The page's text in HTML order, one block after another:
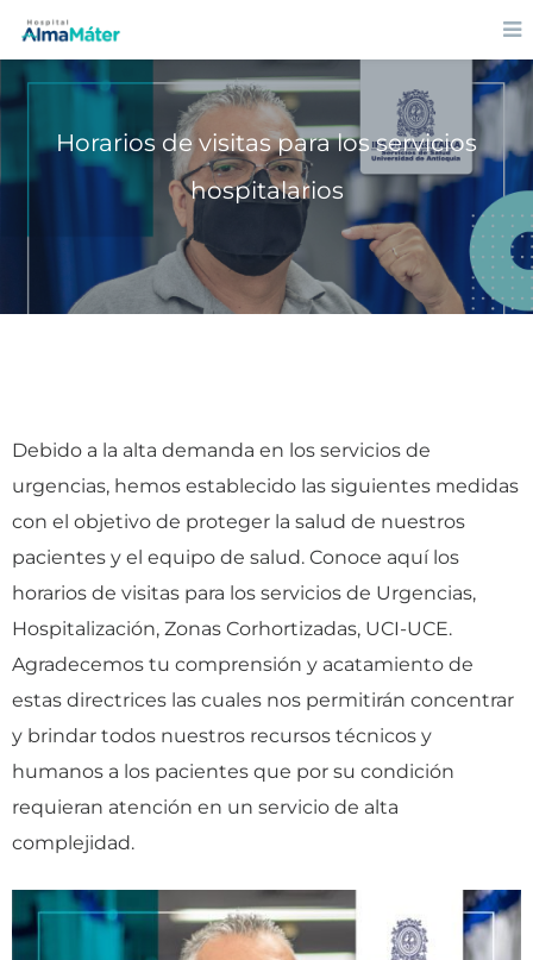
Horarios de visitas para los servicios
hospitalarios
Debido a la alta demanda en los servicios de
urgencias, hemos establecido las siguientes medidas
con el objetivo de proteger la salud de nuestros
pacientes y el equipo de salud. Conoce aquí los
horarios de visitas para los servicios de Urgencias,
Hospitalización, Zonas Corhortizadas, UCI-UCE.
Agradecemos tu comprensión y acatamiento de
estas directrices las cuales nos permitirán concentrar
y brindar todos nuestros recursos técnicos y
humanos a los pacientes que por su condición
requieran atención en un servicio de alta
complejidad.